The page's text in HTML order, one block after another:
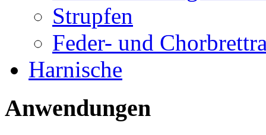
Strupfen
Feder- und
Harnische
Anwendungen